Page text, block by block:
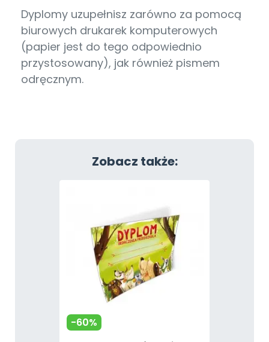
Dyplomy uzupełnisz zarówno za pomocą
biurowych drukarek komputerowych
(papier jest do tego odpowiednio
przystosowany), jak również pismem
odręcznym.
Zobacz także:
-60%